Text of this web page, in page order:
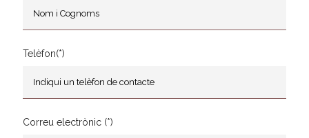
Telèfon(*)
Correu electrònic (*)